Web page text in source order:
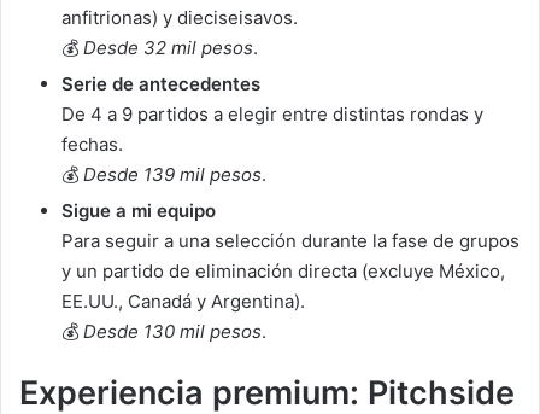
anfitrionas) y dieciseisavos.
💰 Desde 32 mil pesos.
Serie de antecedentes
De 4 a 9 partidos a elegir entre distintas rondas y
fechas.
💰 Desde 139 mil pesos.
Sigue a mi equipo
Para seguir a una selección durante la fase de grupos
y un partido de eliminación directa (excluye México,
EE.UU., Canadá y Argentina).
💰 Desde 130 mil pesos.
Experiencia premium: Pitchside